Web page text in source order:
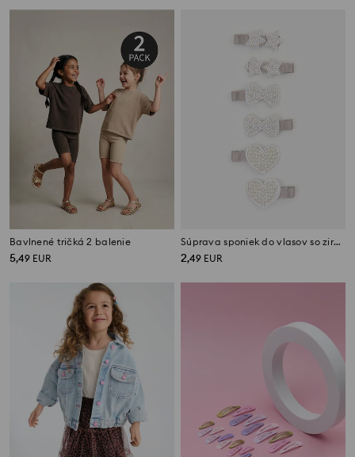
Bavlnené tričká 2 balenie
5,49 EUR
Súprava sponiek do vlasov so zirkónmi 6 pack
2,49 EUR